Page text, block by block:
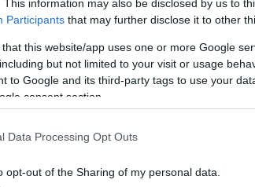
This information may also be disclosed by us to
Participants that may further disclose it to other
that this website/app uses one or more Google
but not limited to your visit or usage
to Google and its third-party tags to use your
consent section.
Data Processing Opt Outs
opt-out of the Sharing of my personal data.
servizio minimo essenziale che
incertezze”.
proposto due linee d’intervento
dell’articolo 3 della
il collegamento Santa
applicazione. Questo consentirebbe,